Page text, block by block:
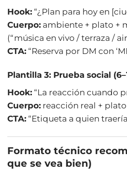
Hook: “¿Plan para hoy en
Cuerpo: ambiente + plato +
(“música en vivo / terraza /
CTA: “Reserva por DM con
Plantilla 3: Prueba social
Hook: “La reacción cuando
Cuerpo: reacción real + plato
CTA: “Etiqueta a quien
Formato técnico
que se vea bien)